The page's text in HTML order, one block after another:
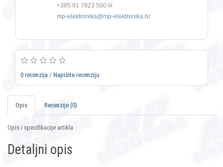
+385 91 7823 500 ili
mp-elektronika@mp-elektronika.hr
0 recenzija / Napišite recenziju
Opis Recenzije (0)
Opis i specifikacije artikla
Detaljni opis